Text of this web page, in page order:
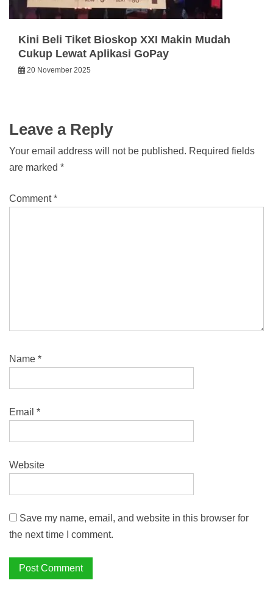
Kini Beli Tiket Bioskop XXI Makin Mudah
Cukup Lewat Aplikasi GoPay
20 November 2025
Leave a Reply
Your email address will not be published. Required fields
are marked *
Comment*
Name *
Email *
Website
Save my name, email, and website in this browser for
the next time I comment.